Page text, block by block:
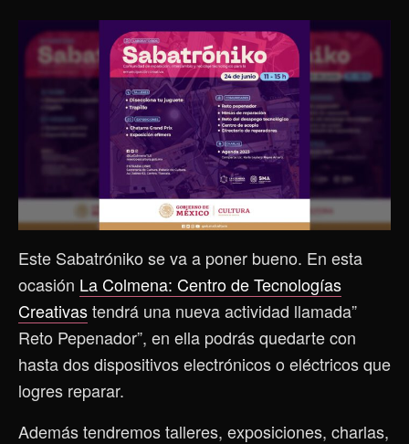
Este Sabatróniko se va a poner bueno. En esta
ocasión La Colmena: Centro de Tecnologías
Creativastendrá una nueva actividad llamada”
Reto Pepenador”, en ella podrás quedarte con
hasta dos dispositivos electrónicos o eléctricos que
logres reparar.
Además tendremos talleres, exposiciones, charlas,